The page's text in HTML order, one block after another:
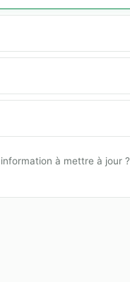
à mettre à jour ?